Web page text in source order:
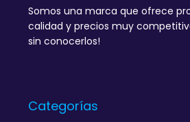
Somos una marca que ofrece
calidad y precios muy
sin conocerlos!
Categorías